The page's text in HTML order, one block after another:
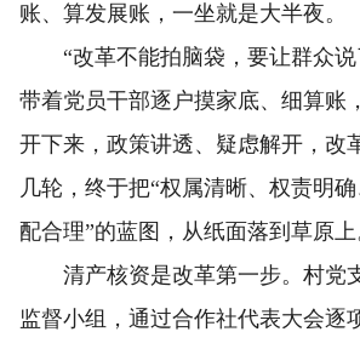
账、算发展账，一坐就是大半夜。
“改革不能拍脑袋，要让群众说
带着党员干部逐户摸家底、细算账
开下来，政策讲透、疑虑解开，改
几轮，终于把“权属清晰、权责明
配合理”的蓝图，从纸面落到草原上
清产核资是改革第一步。村党
监督小组，通过合作社代表大会逐